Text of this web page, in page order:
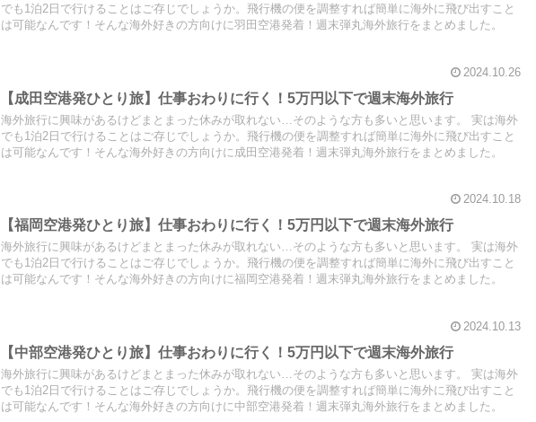
でも1泊2日で行けることはご存じでしょうか。飛行機の便を調整すれば簡単に海外に飛び出すこと
は可能なんです！そんな海外好きの方向けに羽田空港発着！週末弾丸海外旅行をまとめました。
2024.10.26
【成田空港発ひとり旅】仕事おわりに行く！5万円以下で週末海外旅行
海外旅行に興味があるけどまとまった休みが取れない…そのような方も多いと思います。 実は海外
でも1泊2日で行けることはご存じでしょうか。飛行機の便を調整すれば簡単に海外に飛び出すこと
は可能なんです！そんな海外好きの方向けに成田空港発着！週末弾丸海外旅行をまとめました。
2024.10.18
【福岡空港発ひとり旅】仕事おわりに行く！5万円以下で週末海外旅行
海外旅行に興味があるけどまとまった休みが取れない…そのような方も多いと思います。 実は海外
でも1泊2日で行けることはご存じでしょうか。飛行機の便を調整すれば簡単に海外に飛び出すこと
は可能なんです！そんな海外好きの方向けに福岡空港発着！週末弾丸海外旅行をまとめました。
2024.10.13
【中部空港発ひとり旅】仕事おわりに行く！5万円以下で週末海外旅行
海外旅行に興味があるけどまとまった休みが取れない…そのような方も多いと思います。 実は海外
でも1泊2日で行けることはご存じでしょうか。飛行機の便を調整すれば簡単に海外に飛び出すこと
は可能なんです！そんな海外好きの方向けに中部空港発着！週末弾丸海外旅行をまとめました。